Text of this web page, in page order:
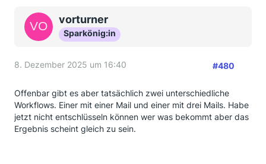
vorturner
Sparkönig:in
8. Dezember 2025 um 16:40 #480
Offenbar gibt es aber tatsächlich zwei unterschiedliche
Workflows. Einer mit einer Mail und einer mit drei Mails. Habe
jetzt nicht entschlüsseln können wer was bekommt aber das
Ergebnis scheint gleich zu sein.